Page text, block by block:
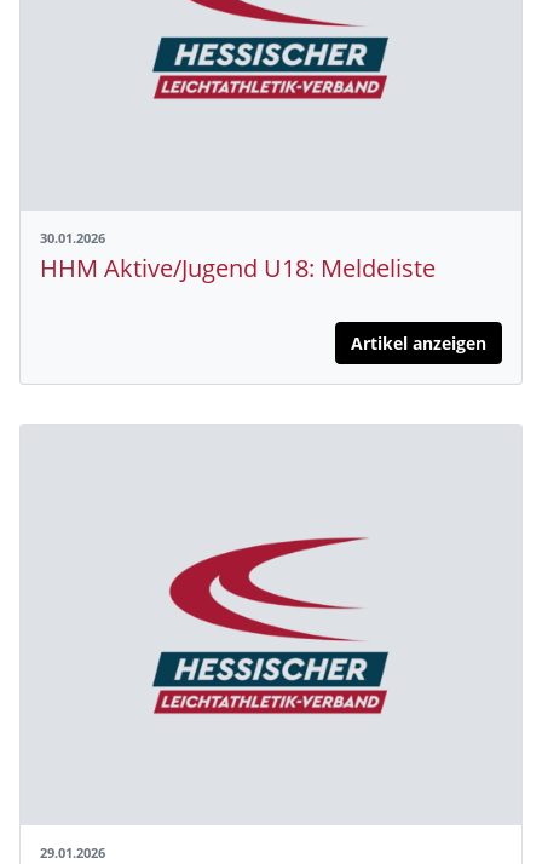
30.01.2026
HHM Aktive/Jugend U18: Meldeliste
Artikel anzeigen
29.01.2026